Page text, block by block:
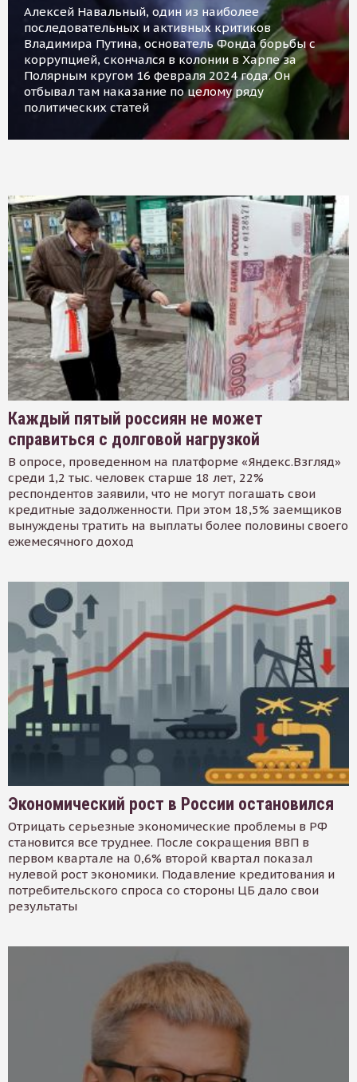
Алексей Навальный, один из наиболее
последовательных и активных критиков
Владимира Путина, основатель Фонда борьбы с
коррупцией, скончался в колонии в Харпе за
Полярным кругом 16 февраля 2024 года. Он
отбывал там наказание по целому ряду
политических статей
Каждый пятый россиян не может
справиться с долговой нагрузкой
В опросе, проведенном на платформе «Яндекс.Взгляд»
среди 1,2 тыс. человек старше 18 лет, 22%
респондентов заявили, что не могут погашать свои
кредитные задолженности. При этом 18,5% заемщиков
вынуждены тратить на выплаты более половины своего
ежемесячного доход
Экономический рост в России остановился
Отрицать серьезные экономические проблемы в РФ
становится все труднее. После сокращения ВВП в
первом квартале на 0,6% второй квартал показал
нулевой рост экономики. Подавление кредитования и
потребительского спроса со стороны ЦБ дало свои
результаты